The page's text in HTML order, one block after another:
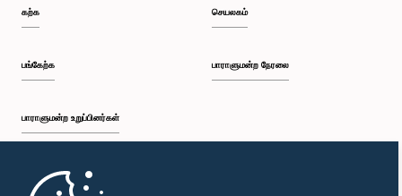
கற்க
பங்கேற்க
பாராளுமன்ற உறுப்பினர்கள்
முதற்பக்கம்
செயலகம்
பாராளுமன்ற நேரலை